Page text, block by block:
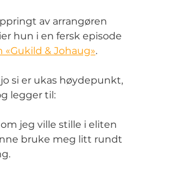
av arrangøren
hun i en fersk episode
«Gukild & Johaug».
si er ukas høydepunkt,
legger til:
jeg ville stille i eliten
bruke meg litt rundt